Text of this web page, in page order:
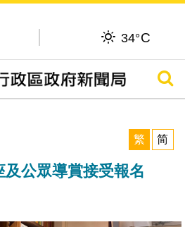
34°C
搜尋
繁
简
公眾導賞接受報名